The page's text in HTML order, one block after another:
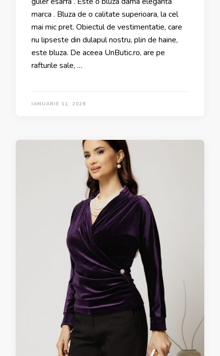
marca . Bluza de o calitate superioara, la cel
mai mic pret. Obiectul de vestimentatie, care
nu lipseste din dulapul nostru, plin de haine,
este bluza. De aceea UnButic.ro, are pe
rafturile sale, …
IANUARIE 11, 2026